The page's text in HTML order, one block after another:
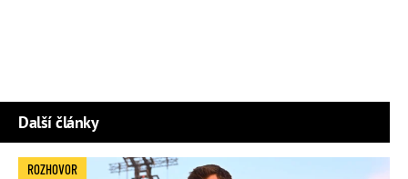
Další články
ROZHOVOR